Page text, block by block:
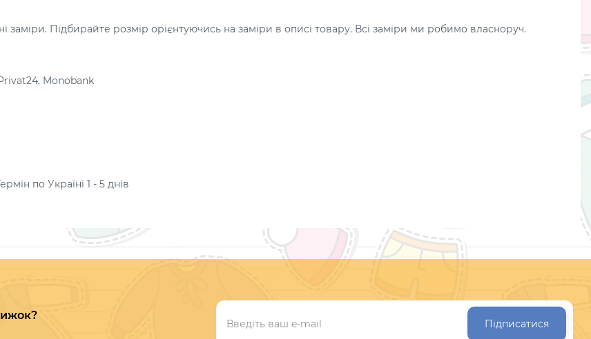
Підбирайте розмір орієнтуючись на заміри в описі товару. Всі заміри ми робимо власноруч.
Monobank
по Україні 1 - 5 днів
Підписатися